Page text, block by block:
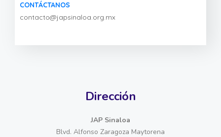
CONTÁCTANOS
contacto@japsinaloa.org.mx
Dirección
JAP Sinaloa
Blvd. Alfonso Zaragoza Maytorena